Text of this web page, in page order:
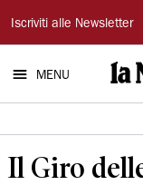
La
Nuova
Ferrara
Iscriviti alle Newsletter
MENU
Il Giro